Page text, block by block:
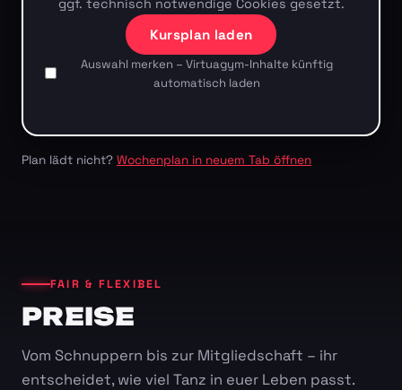
ggf. technisch notwendige Cookies gesetzt.
Kursplan laden
Auswahl merken – Virtuagym-Inhalte künftig
automatisch laden
Plan lädt nicht? Wochenplan in neuem Tab öffnen
FAIR & FLEXIBEL
PREISE
Vom Schnuppern bis zur Mitgliedschaft – ihr
entscheidet, wie viel Tanz in euer Leben passt.